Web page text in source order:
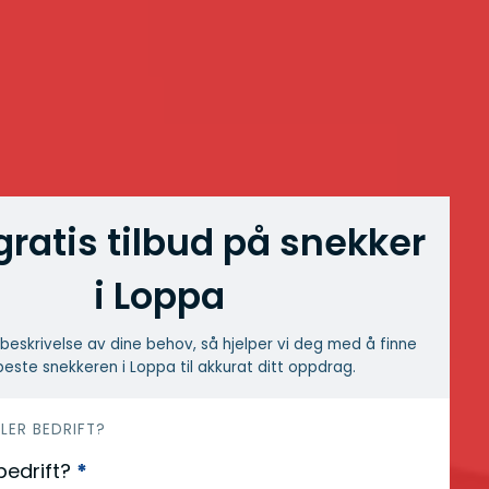
tilbud på snekker
i Loppa
av dine behov, så hjelper vi deg med å finne
snekkeren i Loppa til akkurat ditt oppdrag.
BEDRIFT?
*